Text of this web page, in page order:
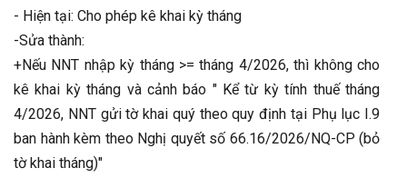
- Hiện tại: Cho phép kê khai kỳ tháng
-Sửa thành:
+Nếu NNT nhập kỳ tháng >= tháng 4/2026, thì không cho
kê khai kỳ tháng và cảnh báo " Kể từ kỳ tính thuế tháng
4/2026, NNT gửi tờ khai quý theo quy định tại Phụ lục I.9
ban hành kèm theo Nghị quyết số 66.16/2026/NQ-CP (bỏ
tờ khai tháng)"